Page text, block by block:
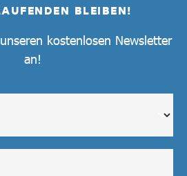
BLEIBEN!
kostenlosen Newsletter
an!